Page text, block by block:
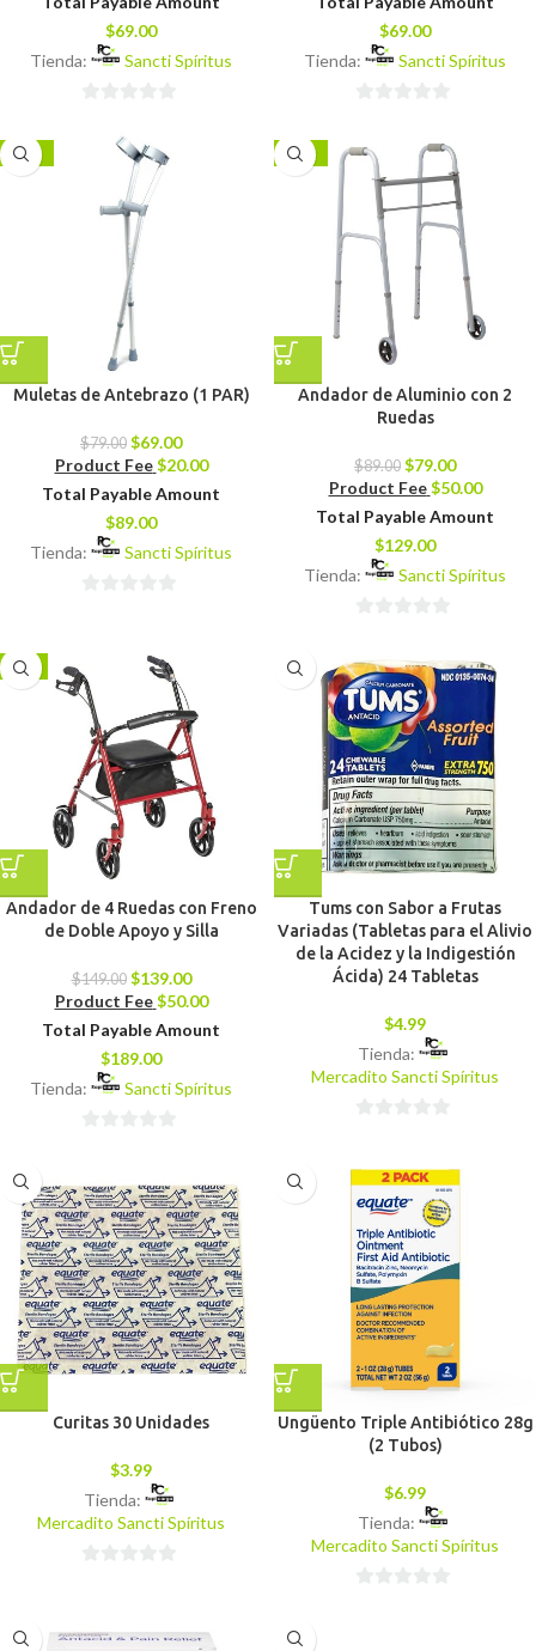
$69.00
Tienda:
Sancti Spíritus
$69.00
Tienda:
Sancti Spíritus
-13%
Muletas de Antebrazo (1 PAR)
$79.00 $69.00
Product Fee $20.00
Total Payable Amount
$89.00
Tienda:
Sancti Spíritus
-11%
Andador de Aluminio con 2
Ruedas
$89.00 $79.00
Product Fee $50.00
Total Payable Amount
$129.00
Tienda:
Sancti Spíritus
5
-7%
Andador de 4 Ruedas con Freno
de Doble Apoyo y Silla
$149.00 $139.00
Product Fee $50.00
Total Payable Amount
$189.00
Tienda:
Sancti Spíritus
5
Tums con Sabor a Frutas
Variadas (Tabletas para el Alivio
de la Acidez y la Indigestión
Ácida) 24 Tabletas
$4.99
Tienda:
Mercadito Sancti Spíritus
5
Curitas 30 Unidades
$3.99
Tienda:
Mercadito Sancti Spíritus
5
Ungüento Triple Antibiótico 28g
(2 Tubos)
$6.99
Tienda:
Mercadito Sancti Spíritus